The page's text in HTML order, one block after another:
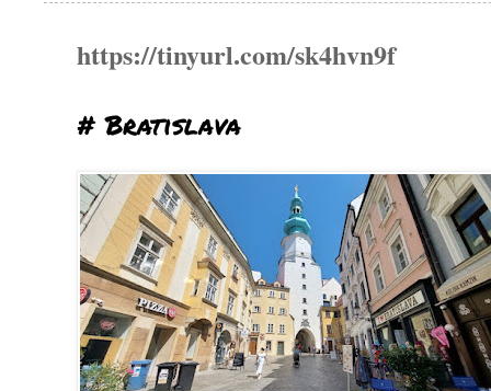
https://tinyurl.com/sk4hvn9f
# Bratislava